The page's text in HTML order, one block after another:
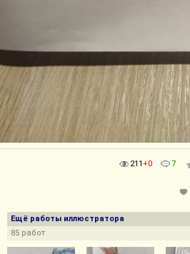
211+0 7
Ещё работы иллюстратора
85 работ